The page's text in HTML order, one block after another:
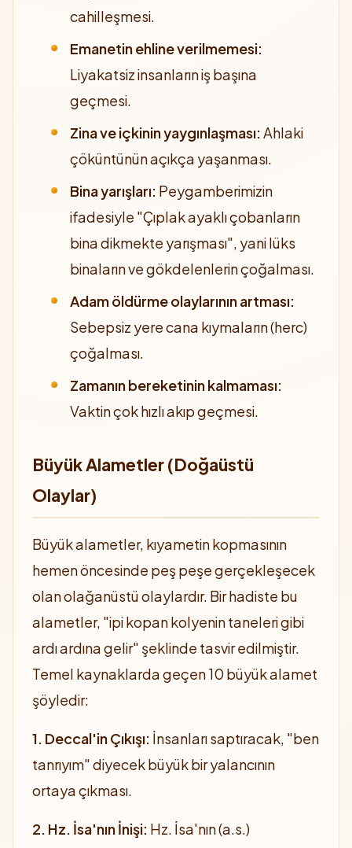
cahilleşmesi.
Emanetin ehline verilmemesi:
Liyakatsiz insanların iş başına
geçmesi.
Zina ve içkinin yaygınlaşması:Ahlaki
çöküntünün açıkça yaşanması.
Bina yarışları: Peygamberimizin
ifadesiyle "Çıplak ayaklı çobanların
bina dikmekte yarışması", yani lüks
binaların ve gökdelenlerin çoğalması.
Adam öldürme olaylarının artması:
Sebepsiz yere cana kıymaların (herc)
çoğalması.
Zamanın bereketinin kalmaması:
Vaktin çok hızlı akıp geçmesi.
Büyük Alametler (Doğaüstü
Olaylar)
Büyük alametler, kıyametin kopmasının
hemen öncesinde peş peşe gerçekleşecek
olan olağanüstü olaylardır. Bir hadiste bu
alametler, "ipi kopan kolyenin taneleri gibi
ardı ardına gelir" şeklinde tasvir edilmiştir.
Temel kaynaklarda geçen 10 büyük alamet
şöyledir:
1. Deccal'in Çıkışı: İnsanları saptıracak, "ben
tanrıyım" diyecek büyük bir yalancının
ortaya çıkması.
2. Hz. İsa'nın İnişi: Hz. İsa'nın (a.s.)